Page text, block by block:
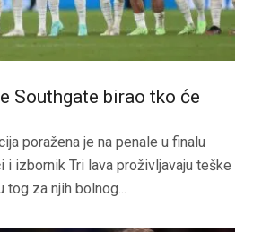
Southgate birao tko će
poražena je na penale u finalu
i izbornik Tri lava proživljavaju teške
za njih bolnog...